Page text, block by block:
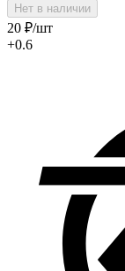
Нет в наличии
20 ₽/шт
+0.6